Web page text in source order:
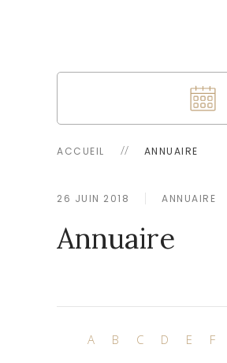
ACCUEIL ANNUAIRE
26 JUIN 2018 ANNUAIRE
Annuaire
A B C D E F